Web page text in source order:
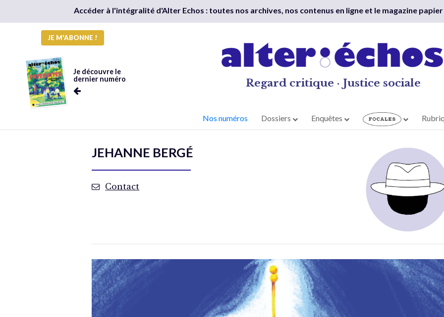
Accéder à l'intégralité d'Alter Echos : toutes nos archives, nos contenus en ligne et le magazine
JE M'ABONNE !
Je découvre le
dernier numéro
Regard critique · Justice sociale
Nos numéros Dossiers Enquêtes
JEHANNE BERGÉ
Contact